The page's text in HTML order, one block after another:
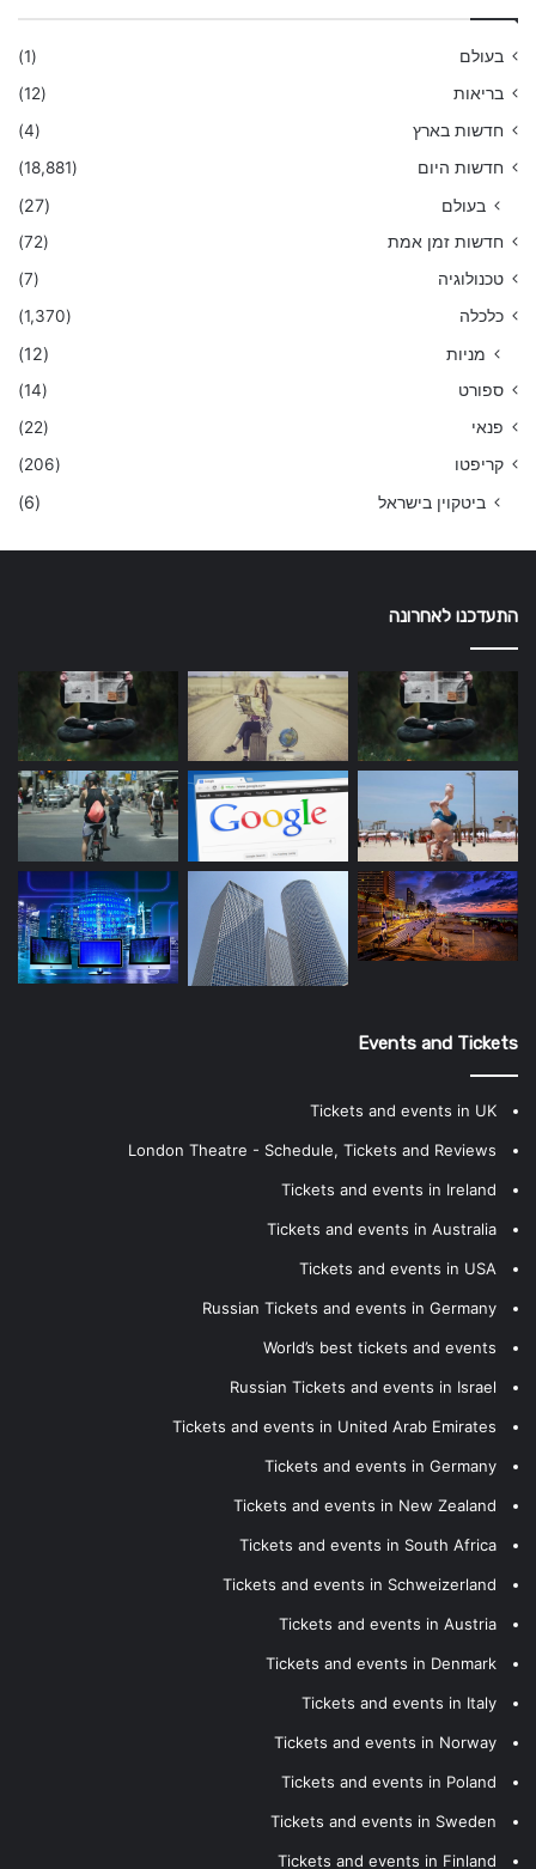
בעולם
(1)
בריאות
(12)
חדשות בארץ
(4)
חדשות היום
(18,881)
בעולם (27)
חדשות זמן אמת
(72)
טכנולוגיה
(7)
כלכלה
(1,370)
מניות (12)
ספורט
(14)
פנאי
(22)
קריפטו
(206)
ביטקוין בישראל (6)
התעדכנו לאחרונה
Events and Tickets
Tickets and events in UK
London Theatre - Schedule, Tickets and Reviews
Tickets and events in Ireland
Tickets and events in Australia
Tickets and events in USA
Russian Tickets and events in Germany
World’s best tickets and events
Russian Tickets and events in Israel
Tickets and events in United Arab Emirates
Tickets and events in Germany
Tickets and events in New Zealand
Tickets and events in South Africa
Tickets and events in Schweizerland
Tickets and events in Austria
Tickets and events in Denmark
Tickets and events in Italy
Tickets and events in Norway
Tickets and events in Poland
Tickets and events in Sweden
Tickets and events in Finland